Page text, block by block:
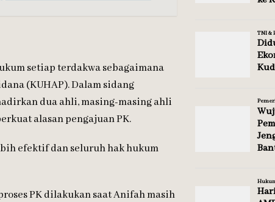
setiap terdakwa sebagaimana
(KUHAP). Dalam sidang
dua ahli, masing-masing ahli
alasan pengajuan PK.
efektif dan seluruh hak hukum
PK dilakukan saat Anifah masih